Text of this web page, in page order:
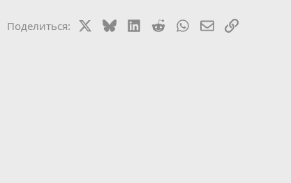
Поделиться: BlueskyLinkedIn
Reddit WhatsApp
Электронная
Ссылка